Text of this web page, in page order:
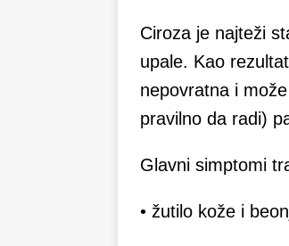
Ciroza je najteži
upale. Kao
nepovratna i
pravilno da radi)
Glavni simptomi
• žutilo kože i